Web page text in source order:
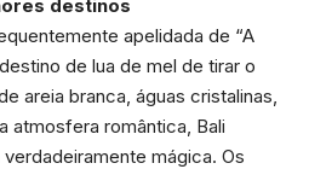
destinos
apelidada de “A
de lua de mel de tirar o
areia branca, águas cristalinas,
atmosfera romântica, Bali
mágica. Os